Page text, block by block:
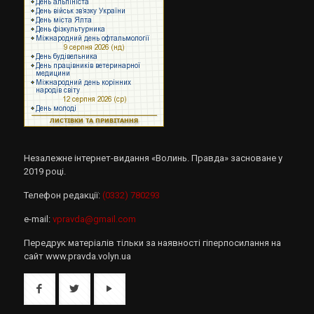
Незалежне інтернет-видання «Волинь. Правда» засноване у
2019 році.
Телефон редакції: (0332) 780293
e-mail: vpravda@gmail.com
Передрук матеріалів тільки за наявності гіперпосилання на
сайт www.pravda.volyn.ua